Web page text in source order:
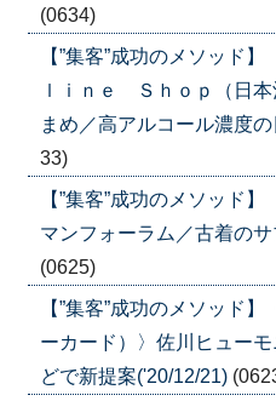
(0634)
【”集客”成功のメソッド
ｌｉｎｅ Ｓｈｏｐ（日
まめ／高アルコール濃度
33)
【”集客”成功のメソッド
マンフォーラム／古着の
(0625)
【”集客”成功のメソッド
ーカード）〉佐川ヒュー
どで新提案('20/12/21)